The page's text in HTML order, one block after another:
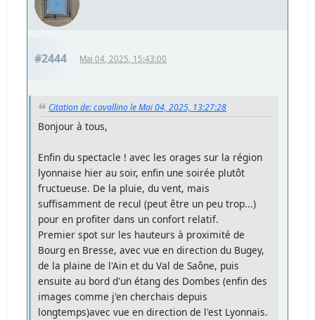
#2444 Mai 04, 2025, 15:43:00
Citation de: cavallino le Mai 04, 2025, 13:27:28
Bonjour à tous,
Enfin du spectacle ! avec les orages sur la région
lyonnaise hier au soir, enfin une soirée plutôt
fructueuse. De la pluie, du vent, mais
suffisamment de recul (peut être un peu trop...)
pour en profiter dans un confort relatif.
Premier spot sur les hauteurs à proximité de
Bourg en Bresse, avec vue en direction du Bugey,
de la plaine de l'Ain et du Val de Saône, puis
ensuite au bord d'un étang des Dombes (enfin des
images comme j'en cherchais depuis
longtemps)avec vue en direction de l'est Lyonnais.